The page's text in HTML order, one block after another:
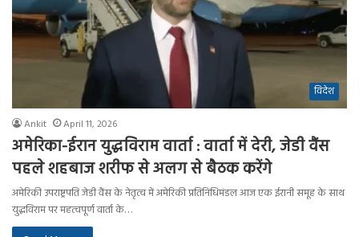
विदेश
Ankit April 11, 2026
अमेरिका-ईरान युद्धविराम वार्ता : वार्ता में देरी, जेडी वैंस
पहले शहबाज शरीफ से अलग से बैठक करेंगे
अमेरिकी उपराष्ट्रपति जेडी वैंस के नेतृत्व में अमेरिकी प्रतिनिधिमंडल आज एक ईरानी समूह के साथ
युद्धविराम पर महत्वपूर्ण वार्ता के…